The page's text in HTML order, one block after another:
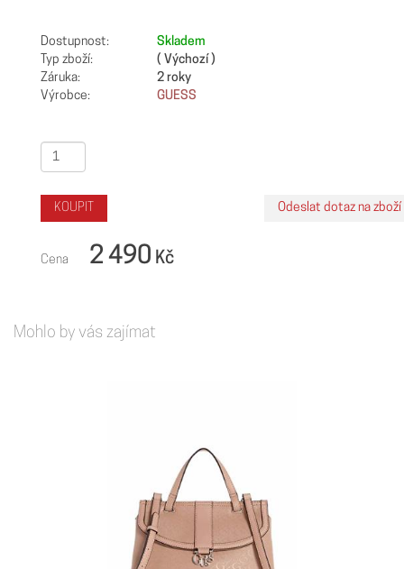
Dostupnost:
Skladem
Typ zboží:
( Výchozí )
Záruka:
2 roky
Výrobce:
GUESS
Cena 2 490 Kč
Mohlo by vás zajímat